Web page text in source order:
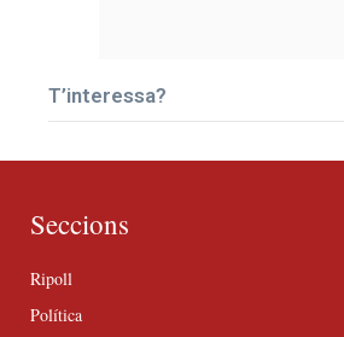
T’interessa?
Seccions
Ripoll
Política